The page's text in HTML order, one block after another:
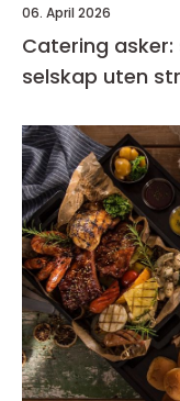
06. April 2026
Catering
selskap uten